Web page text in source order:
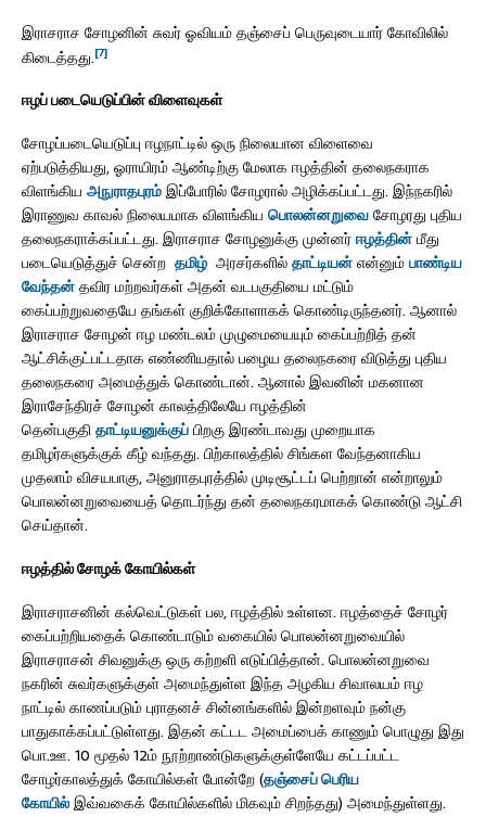
இராசராச சோழனின் சுவர் ஓவியம் தஞ்சைப் பெருவுடையார் கோவிலில்
கிடைத்தது.[7]
ஈழப் படையெடுப்பின் விளைவுகள்
சோழப்படையெடுப்பு ஈழநாட்டில் ஒரு நிலையான விளைவை
ஏற்படுத்தியது, ஓராயிரம் ஆண்டிற்கு மேலாக ஈழத்தின் தலைநகராக
விளங்கிய அநுராதபுரம்இப்போரில் சோழரால் அழிக்கப்பட்டது. இந்நகரில்
இராணுவ காவல் நிலையமாக விளங்கிய பொலன்னறுவைசோழரது புதிய
தலைநகராக்கப்பட்டது. இராசராச சோழனுக்கு முன்னர்ஈழத்தின்மீது
படையெடுத்துச் சென்ற தமிழ் அரசர்களில்தாட்டியன்என்னும்பாண்டிய
வேந்தன்தவிர மற்றவர்கள் அதன் வடபகுதியை மட்டும்
கைப்பற்றுவதையே தங்கள் குறிக்கோளாகக் கொண்டிருந்தனர். ஆனால்
இராசராச சோழன் ஈழ மண்டலம் முழுமையையும் கைப்பற்றித் தன்
ஆட்சிக்குட்பட்டதாக எண்ணியதால் பழைய தலைநகரை விடுத்து புதிய
தலைநகரை அமைத்துக் கொண்டான். ஆனால் இவனின் மகனான
இராசேந்திரச் சோழன் காலத்திலேயே ஈழத்தின்
தென்பகுதிதாட்டியனுக்குப்பிறகு இரண்டாவது முறையாக
தமிழர்களுக்குக் கீழ் வந்தது. பிற்காலத்தில் சிங்கள வேந்தனாகிய
முதலாம் விசயபாகு, அனுராதபுரத்தில் முடிசூட்டப் பெற்றான் என்றாலும்
பொலன்னறுவையைத் தொடர்ந்து தன் தலைநகரமாகக் கொண்டு ஆட்சி
செய்தான்.
ஈழத்தில் சோழக் கோயில்கள்
இராசராசனின் கல்வெட்டுகள் பல, ஈழத்தில் உள்ளன. ஈழத்தைச் சோழர்
கைப்பற்றியதைக் கொண்டாடும் வகையில் பொலன்னறுவையில்
இராசராசன் சிவனுக்கு ஒரு கற்றளி எடுப்பித்தான். பொலன்னறுவை
நகரின் சுவர்களுக்குள் அமைந்துள்ள இந்த அழகிய சிவாலயம் ஈழ
நாட்டில் காணப்படும் புராதனச் சின்னங்களில் இன்றளவும் நன்கு
பாதுகாக்கப்பட்டுள்ளது. இதன் கட்டட அமைப்பைக் காணும் பொழுது இது
பொ.ஊ. 10 மூதல் 12ம் நூற்றாண்டுகளுக்குள்ளேயே கட்டப்பட்ட
சோழர்காலத்துக் கோயில்கள் போன்றே (தஞ்சைப் பெரிய
கோயில்இவ்வகைக் கோயில்களில் மிகவும் சிறந்தது) அமைந்துள்ளது.